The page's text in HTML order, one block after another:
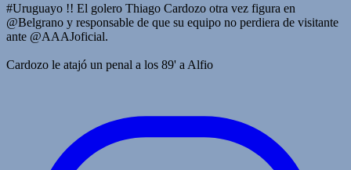
#Uruguayo !! El golero Thiago Cardozo otra vez figura en
@Belgrano y responsable de que su equipo no perdiera de visitante
ante @AAAJoficial.
Cardozo le atajó un penal a los 89' a Alfio